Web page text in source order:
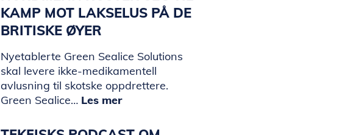
KAMP MOT LAKSELUS PÅ DE
BRITISKE ØYER
Nyetablerte Green Sealice Solutions
skal levere ikke-medikamentell
avlusning til skotske oppdrettere.
Green Sealice… Les mer